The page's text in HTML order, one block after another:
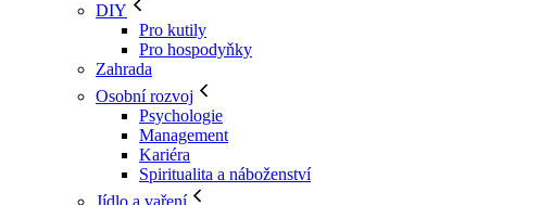
DIY
Pro kutily
Pro hospodyňky
Zahrada
Osobní rozvoj
Psychologie
Management
Kariéra
Spiritualita a náboženství
Jídlo a vaření